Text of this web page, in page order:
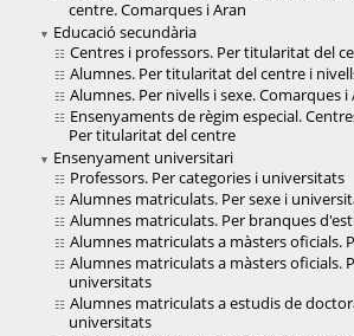
centre. Comarques i Aran
Educació secundària
Centres i professors. Per titularitat del
Alumnes. Per titularitat del centre i
Alumnes. Per nivells i sexe. Comarques i
Ensenyaments de règim especial.
Per titularitat del centre
Ensenyament universitari
Professors. Per categories i universitats
Alumnes matriculats. Per sexe i
Alumnes matriculats. Per branques
Alumnes matriculats a màsters oficials.
Alumnes matriculats a màsters oficials.
universitats
Alumnes matriculats a estudis de
universitats